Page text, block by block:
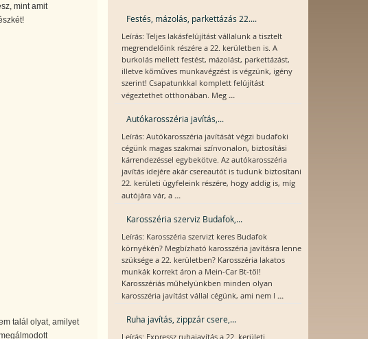
mint amit
talál olyat, amilyet
Festés, mázolás, parkettázás 22....
Leírás: Teljes lakásfelújítást vállalunk a tisztelt
megrendelőink részére a 22. kerületben is. A
burkolás mellett festést, mázolást, parkettázást,
illetve kőműves munkavégzést is végzünk, igény
szerint! Csapatunkkal komplett felújítást
végeztethet otthonában. Meg ...
Autókarosszéria javítás,...
Leírás: Autókarosszéria javítását végzi budafoki
cégünk magas szakmai színvonalon, biztosítási
kárrendezéssel egybekötve. Az autókarosszéria
javítás idejére akár csereautót is tudunk biztosítani
22. kerületi ügyfeleink részére, hogy addig is, míg
autójára vár, a ...
Karosszéria szerviz Budafok,...
Leírás: Karosszéria szervizt keres Budafok
környékén? Megbízható karosszéria javításra lenne
szüksége a 22. kerületben? Karosszéria lakatos
munkák korrekt áron a Mein-Car Bt-től!
Karosszériás műhelyünkben minden olyan
karosszéria javítást vállal cégünk, ami nem l ...
Ruha javítás, zippzár csere,...
Leírás: Expressz ruhajavítás a 22. kerületi